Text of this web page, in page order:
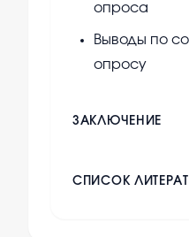
опроса
Выводы по
опросу
ЗАКЛЮЧЕНИЕ
СПИСОК